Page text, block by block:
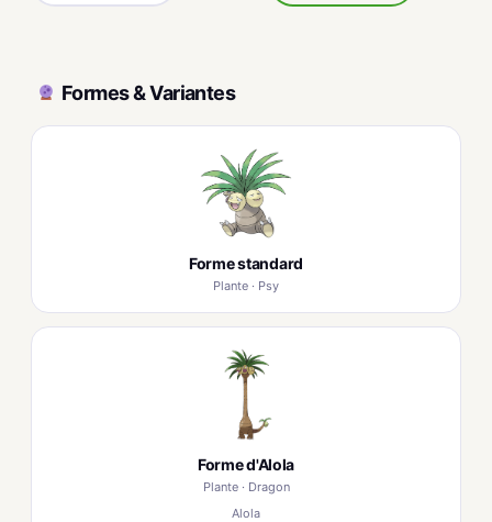
Formes & Variantes
Forme standard
Plante · Psy
Forme d'Alola
Plante · Dragon
Alola